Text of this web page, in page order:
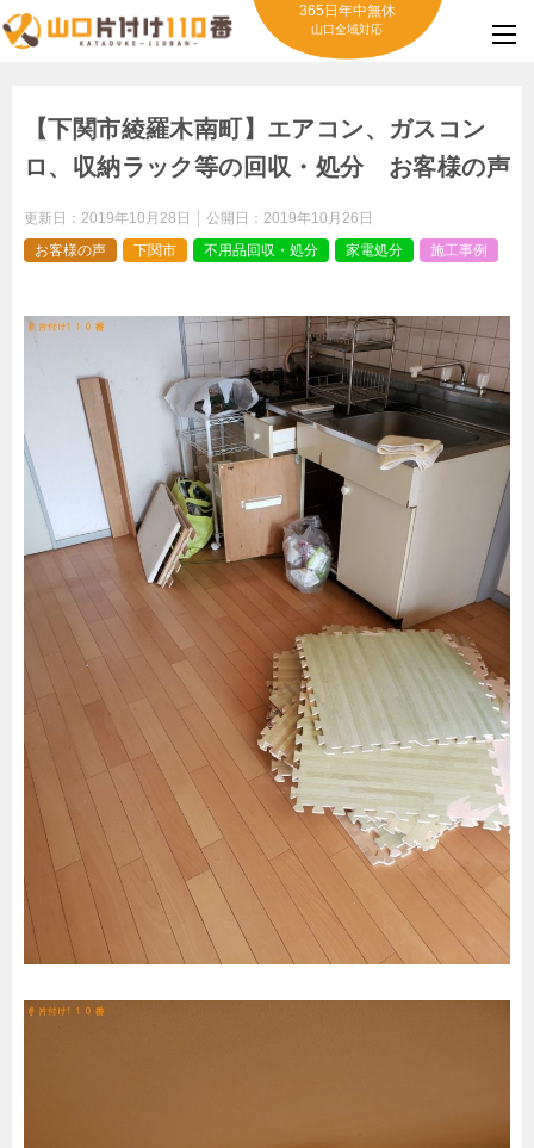
365日年中無休
山口全域対応
【下関市綾羅木南町】エアコン、ガスコン
ロ、収納ラック等の回収・処分 お客様の声
更新日： 2019年10月28日 公開日： 2019年10月26日
お客様の声
下関市 不用品回収・処分 家電処分 施工事例